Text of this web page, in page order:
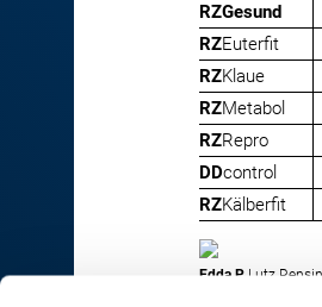
RZGesund
RZEuterfit
RZKlaue
RZMetabol
RZRepro
DDcontrol
RZKälberfit
Edda P Lutz